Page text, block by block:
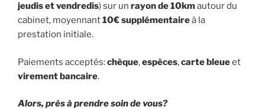
jeudis et vendredis) sur un rayon de 10kmautour du
cabinet, moyennant10€ supplémentaireà la
prestation initiale.
Paiements acceptés:chèque,espèces,carte bleueet
virement bancaire.
Alors, près à prendre soin de vous?